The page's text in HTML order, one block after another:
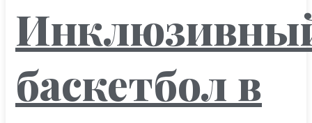
баскетбол в